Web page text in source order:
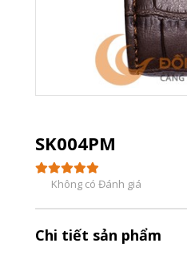
SK004PM
Không có Đánh giá
Chi tiết sản phẩm